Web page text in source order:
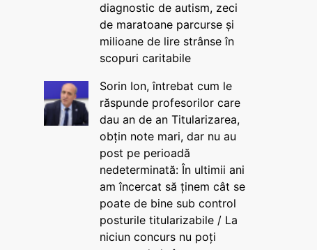
diagnostic de autism, zeci
de maratoane parcurse și
milioane de lire strânse în
scopuri caritabile
Sorin Ion, întrebat cum le
răspunde profesorilor care
dau an de an Titularizarea,
obțin note mari, dar nu au
post pe perioadă
nedeterminată: În ultimii ani
am încercat să ținem cât se
poate de bine sub control
posturile titularizabile / La
niciun concurs nu poți